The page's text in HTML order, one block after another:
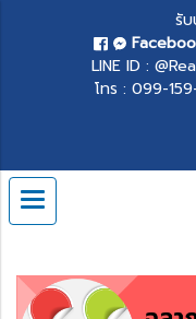
รั
LINE ID :
โทร : 099-